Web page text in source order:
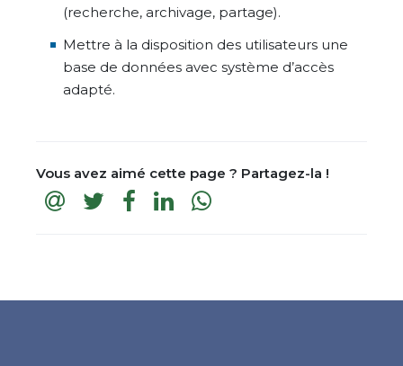
(recherche, archivage, partage).
Mettre à la disposition des utilisateurs une
base de données avec système d’accès
adapté.
Vous avez aimé cette page ? Partagez-la !